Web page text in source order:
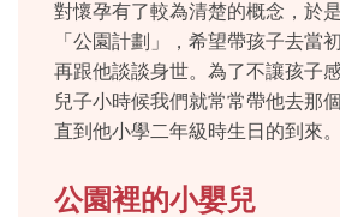
對懷孕有了較為清楚的概念，於
「公園計劃」，希望帶孩子去當
再跟他談談身世。為了不讓孩子
兒子小時候我們就常常帶他去那
直到他小學二年級時生日的到來。
公園裡的小嬰兒